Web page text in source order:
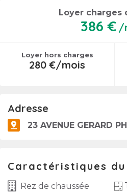
Loyer charges
386 € /
Loyer hors charges
280 €/mois
Adresse
23 AVENUE GERARD
Caractéristiques
Rez de chaussée